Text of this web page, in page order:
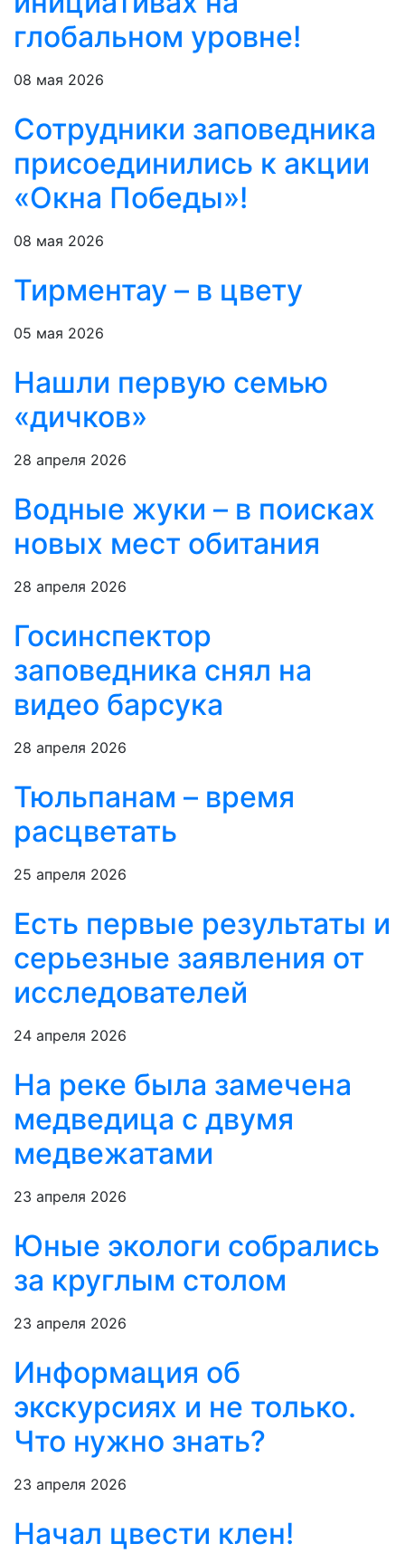
глобальном уровне!
08 мая 2026
Сотрудники заповедника
присоединились к акции
«Окна Победы»!
08 мая 2026
Тирментау – в цвету
05 мая 2026
Нашли первую семью
«дичков»
28 апреля 2026
Водные жуки – в поисках
новых мест обитания
28 апреля 2026
Госинспектор
заповедника снял на
видео барсука
28 апреля 2026
Тюльпанам – время
расцветать
25 апреля 2026
Есть первые результаты и
серьезные заявления от
исследователей
24 апреля 2026
На реке была замечена
медведица с двумя
медвежатами
23 апреля 2026
Юные экологи собрались
за круглым столом
23 апреля 2026
Информация об
экскурсиях и не только.
Что нужно знать?
23 апреля 2026
Начал цвести клен!